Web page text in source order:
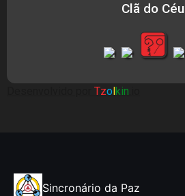
Clã do Céu
Tzolkin
Sincronário da Paz